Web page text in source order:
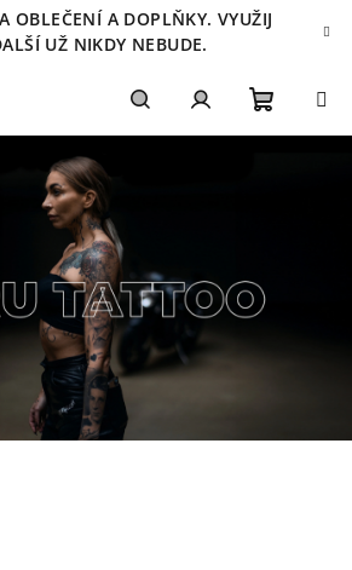
OBLEČENÍ A DOPLŇKY. VYUŽIJ
UŽ NIKDY NEBUDE.
HledatPřihlášení